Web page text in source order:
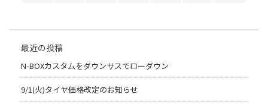
最近の投稿
N-BOXカスタムをダウンサスでローダウン
9/1(火)タイヤ価格改定のお知らせ